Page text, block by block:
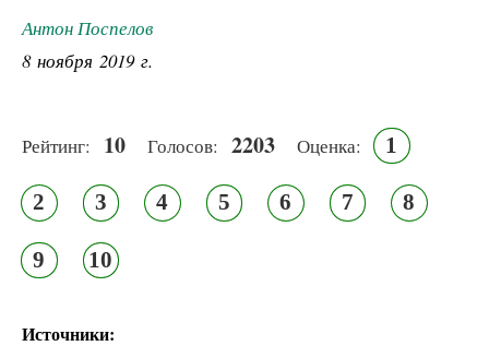
Антон Поспелов
8 ноября 2019 г.
Рейтинг: 10 Голосов: 2203 Оценка: 1
2 3 4 5 6 7 8
9 10
Источники: